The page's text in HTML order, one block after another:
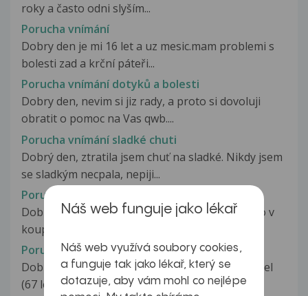
roky a často odni slyším...
Porucha vnímání
Dobry den je mi 16 let a uz mesic.mam problemi s
bolesti zad a krční páteři...
Porucha vnímání dotyků a bolesti
Dobry den, nevim si jiz rady, a proto si dovoluji
obratit o pomoc na Vas qwb....
Porucha vnímání sladké chuti
Dobrý den, ztratila jsem chuť na sladké. Nikdy jsem
se sladkým necpala, nepiji...
Porucha vnímání v oblasti pohlavních partií
Dobrý den, problém trvá několik let a děje se to v
koupelně...je to takový intimní...
Porucha vnitrokomorového vedení
Dobrý den, obracím se na Vás s prosbou. Manžel
(67 let) přinesl z vyšetření...
Náš web funguje jako lékař
Náš web využívá soubory cookies,
a funguje tak jako lékař, který se
dotazuje, aby vám mohl co nejlépe